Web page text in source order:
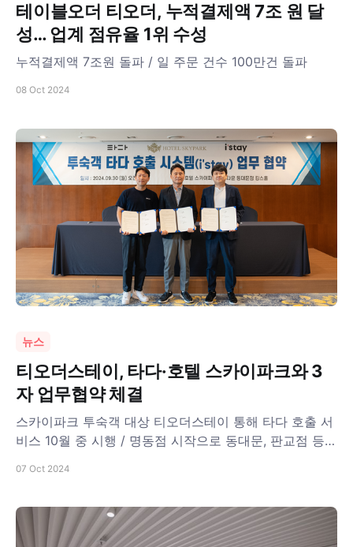
테이블오더 티오더, 누적결제액 7조 원 달
성… 업계 점유율 1위 수성
누적결제액 7조원 돌파 / 일 주문 건수 100만건 돌파
08 Oct 2024
뉴스
티오더스테이, 타다·호텔 스카이파크와 3
자 업무협약 체결
스카이파크 투숙객 대상 티오더스테이 통해 타다 호출 서
비스 10월 중 시행 / 명동점 시작으로 동대문, 판교점 등
07 Oct 2024